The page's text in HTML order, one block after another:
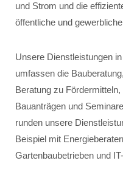
und Strom und die
öffentliche und
Unsere Dienstleistungen
umfassen die
Beratung zu
Bauanträgen und
runden unsere
Beispiel mit
Gartenbaubetrieben und